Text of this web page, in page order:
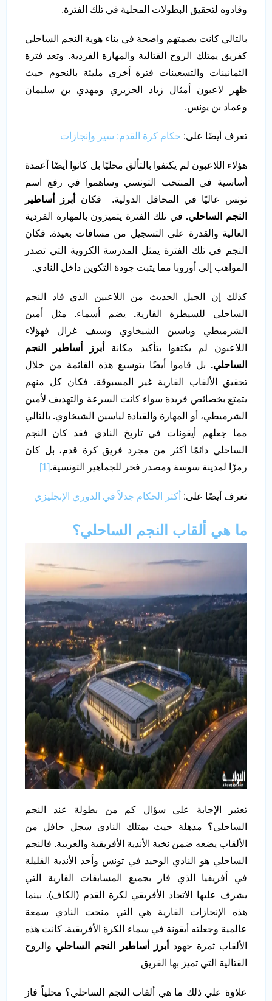
وقادوه لتحقيق البطولات المحلية في تلك الفترة.
بالتالي كانت بصمتهم واضحة في بناء هوية النجم الساحلي
كفريق يمتلك الروح القتالية والمهارة الفردية. وتعد فترة
الثمانينات والتسعينات فترة أخرى مليئة بالنجوم حيث
ظهر لاعبون أمثال زياد الجزيري ومهدي بن سليمان
وعماد بن يونس.
تعرف أيضًا على: حكام كرة القدم: سير وإنجازات
هؤلاء اللاعبون لم يكتفوا بالتألق محليًا بل كانوا أيضًا أعمدة
أساسية في المنتخب التونسي وساهموا في رفع اسم
تونس عاليًا في المحافل الدولية. فكان
أبرز أساطير
النجم الساحلي. في تلك الفترة يتميزون بالمهارة الفردية
العالية والقدرة على التسجيل من مسافات بعيدة. فكان
النجم في تلك الفترة يمثل المدرسة الكروية التي تصدر
المواهب إلى أوروبا مما يثبت جودة التكوين داخل النادي.
كذلك إن الجيل الحديث من اللاعبين الذي قاد النجم
الساحلي للسيطرة القارية. يضم أسماء. مثل أمين
الشرميطي وياسين الشيخاوي وسيف غزال فهؤلاء
اللاعبون لم يكتفوا بتأكيد مكانة
أبرز أساطير النجم
الساحلي. بل قاموا أيضًا بتوسيع هذه القائمة من خلال
تحقيق الألقاب القارية غير المسبوقة. فكان كل منهم
يتمتع بخصائص فريدة سواء كانت السرعة والتهديف لأمين
الشرميطي، أو المهارة والقيادة لياسين الشيخاوي. بالتالي
مما جعلهم أيقونات في تاريخ النادي فقد كان النجم
الساحلي دائمًا أكثر من مجرد فريق كرة قدم، بل كان
رمزًا لمدينة سوسة ومصدر فخر للجماهير التونسية.[1]
تعرف أيضًا على: أكثر الحكام جدلاً في الدوري الإنجليزي
ما هي ألقاب النجم الساحلي؟
تعتبر الإجابة على سؤال كم من بطولة عند النجم
الساحلي؟ مذهلة حيث يمتلك النادي سجل حافل من
الألقاب يضعه ضمن نخبة الأندية الأفريقية والعربية. فالنجم
الساحلي هو النادي الوحيد في تونس وأحد الأندية القليلة
في أفريقيا الذي فاز بجميع المسابقات القارية التي
يشرف عليها الاتحاد الأفريقي لكرة القدم (الكاف). بينما
هذه الإنجازات القارية هي التي منحت النادي سمعة
عالمية وجعلته أيقونة في سماء الكرة الأفريقية. كانت هذه
الألقاب ثمرة جهود
أبرز أساطير النجم الساحلي والروح
القتالية التي تميز بها الفريق
علاوة علي ذلك ما هي ألقاب النجم الساحلي؟ محلياً فاز